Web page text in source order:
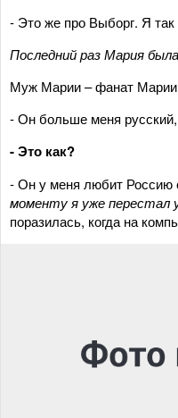
- Это же про Выборг. Я так
Последний раз Мария была
Муж Марии – фанат
- Он больше меня
- Это как?
- Он у меня любит Россию
моменту я уже перестал
поразилась, когда на